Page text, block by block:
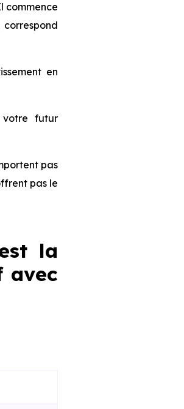
commence
en
futur
pas
pas le
la
avec